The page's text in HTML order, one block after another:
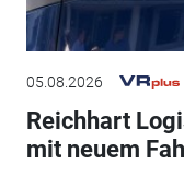
05.08.2026
Reichhart
mit neuem